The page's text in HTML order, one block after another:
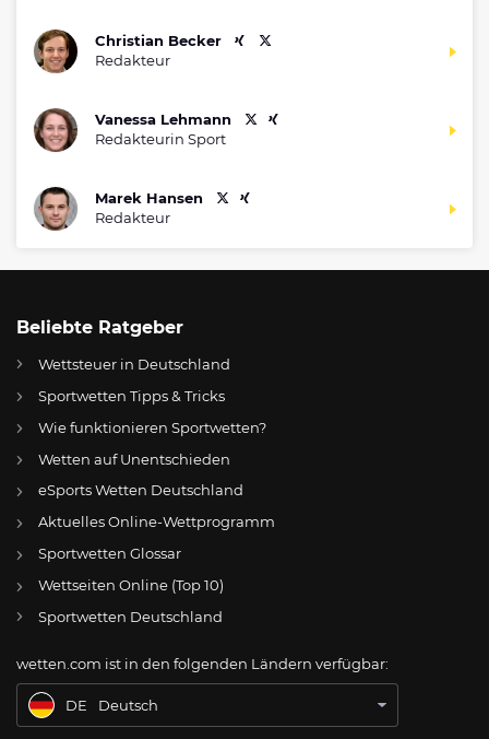
Christian Becker
Redakteur
Vanessa Lehmann
Redakteurin Sport
Marek Hansen
Redakteur
Beliebte Ratgeber
Wettsteuer in Deutschland
Sportwetten Tipps & Tricks
Wie funktionieren Sportwetten?
Wetten auf Unentschieden
eSports Wetten Deutschland
Aktuelles Online-Wettprogramm
Sportwetten Glossar
Wettseiten Online (Top 10)
Sportwetten Deutschland
wetten.com ist in den folgenden Ländern verfügbar:
AT Online Wetten Österreich
CH Online Glücksspiel Schweiz
Apostas Online no Brasil
DE
Deutsch